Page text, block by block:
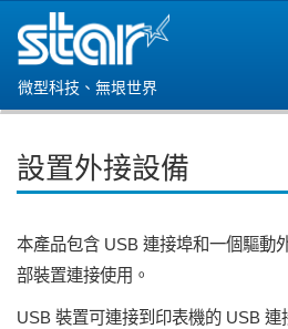
微型科技、無垠世界
設置外接設備
本產品包含 USB 連接埠和一個驅動
部裝置連接使用。
USB 裝置可連接到印表機的 USB